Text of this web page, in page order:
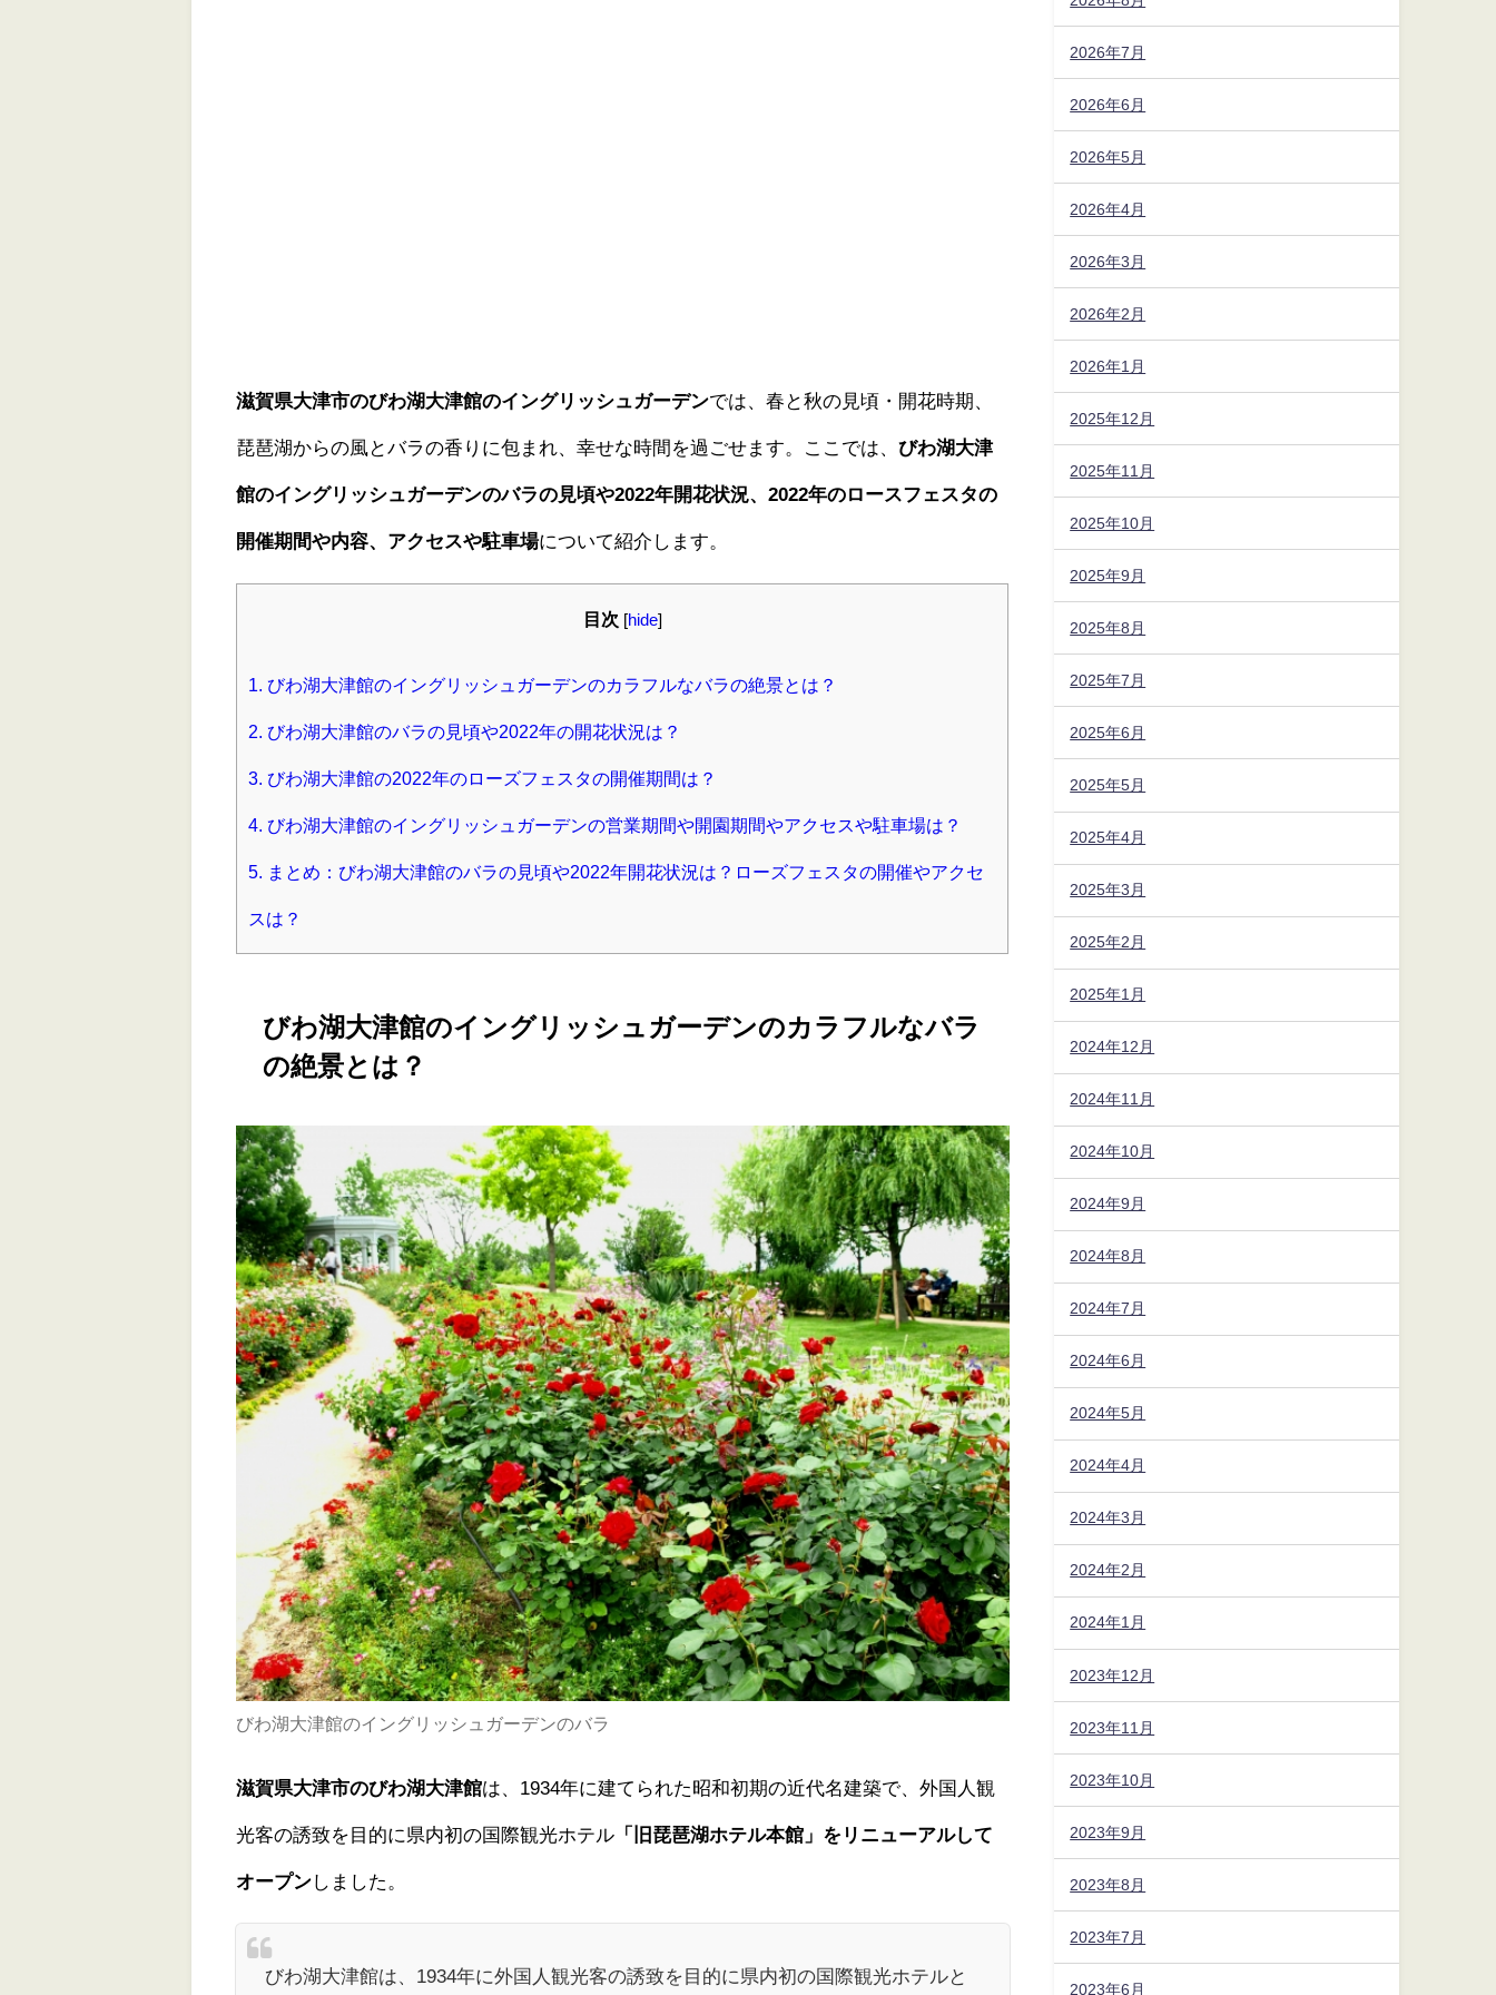
滋賀県大津市のびわ湖大津館のイングリッシュガーデンでは、春と秋の見頃・開花時期、
琵琶湖からの風とバラの香りに包まれ、幸せな時間を過ごせます。ここでは、びわ湖大津
館のイングリッシュガーデンのバラの見頃や2022年開花状況、2022年のロースフェスタの
開催期間や内容、アクセスや駐車場について紹介します。
目次 hide]
1. びわ湖大津館のイングリッシュガーデンのカラフルなバラの絶景とは？
2. びわ湖大津館のバラの見頃や2022年の開花状況は？
3. びわ湖大津館の2022年のローズフェスタの開催期間は？
4. びわ湖大津館のイングリッシュガーデンの営業期間や開園期間やアクセスや駐車場は？
5. まとめ：びわ湖大津館のバラの見頃や2022年開花状況は？ローズフェスタの開催やアクセ
スは？
びわ湖大津館のイングリッシュガーデンのカラフルなバラ
の絶景とは？
びわ湖大津館のイングリッシュガーデンのバラ
滋賀県大津市のびわ湖大津館は、1934年に建てられた昭和初期の近代名建築で、外国人観
光客の誘致を目的に県内初の国際観光ホテル 「旧琵琶湖ホテル本館」をリニューアルして
オープンしました。
びわ湖大津館は、1934年に外国人観光客の誘致を目的に県内初の国際観光ホテルと
2026年7月
2026年6月
2026年5月
2026年4月
2026年3月
2026年2月
2026年1月
2025年12月
2025年11月
2025年10月
2025年9月
2025年8月
2025年7月
2025年6月
2025年5月
2025年4月
2025年3月
2025年2月
2025年1月
2024年12月
2024年11月
2024年10月
2024年9月
2024年8月
2024年7月
2024年6月
2024年5月
2024年4月
2024年3月
2024年2月
2024年1月
2023年12月
2023年11月
2023年10月
2023年9月
2023年8月
2023年7月
2023年6月